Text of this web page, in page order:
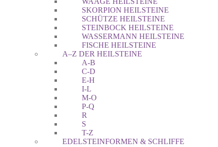
SKORPION HEILSTEINE
SCHÜTZE HEILSTEINE
STEINBOCK HEILSTEINE
WASSERMANN HEILSTEINE
FISCHE HEILSTEINE
A–Z DER HEILSTEINE
A-B
C-D
E-H
I-L
M-O
P-Q
R
S
T-Z
EDELSTEINFORMEN & SCHLIFFE